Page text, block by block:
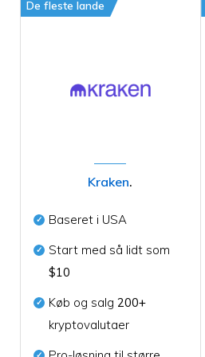
De fleste lande
Kraken.
Baseret i USA
Start med så lidt som
$10
Køb og salg 200+
kryptovalutaer